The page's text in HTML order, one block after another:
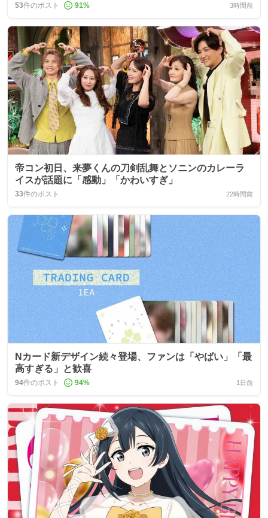
53件のポスト 91% 3時間前
帝コン初日、来夢くんの刀剣乱舞とソニンのカレーラ
イスが話題に「感動」「かわいすぎ」
33件のポスト 22時間前
Nカード新デザイン続々登場、ファンは「やばい」「最
高すぎる」と歓喜
94件のポスト 94% 1日前